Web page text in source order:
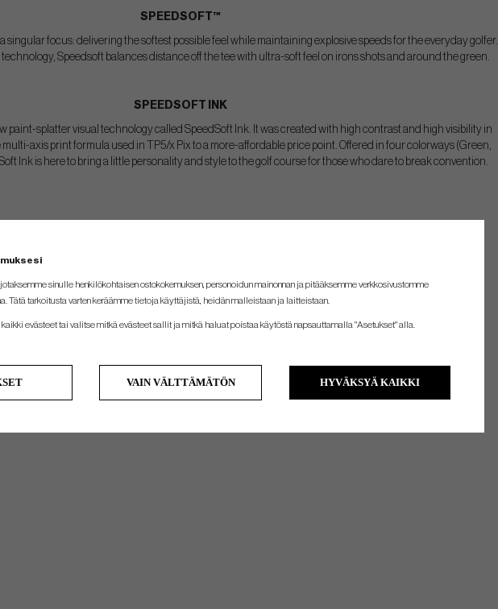
SPEEDSOFT™
singular focus: delivering the softest possible feel while maintaining explosive speeds for the everyday golfer.
technology, Speedsoft balances distance off the tee with ultra-soft feel on irons shots and around the green.
SPEEDSOFT INK
paint-splatter visual technology called SpeedSoft Ink. It was created with high contrast and high visibility in
axis print formula used in TP5/x Pix to a more-affordable price point. Offered in four colorways (Green,
Ink is here to bring a little personality and style to the golf course for those who dare to break convention.
sinulle henkilökohtaisen ostokokemuksen, personoidun mainonnan ja pitääksemme verkkosivustomme
Tätä tarkoitusta varten keräämme tietoja käyttäjistä, heidän malleistaan ​​ja laitteistaan.
evästeet tai valitse mitkä evästeet sallit ja mitkä haluat poistaa käytöstä napsauttamalla "Asetukset" alla.
VAIN VÄLTTÄMÄTÖN HYVÄKSYÄ KAIKKI